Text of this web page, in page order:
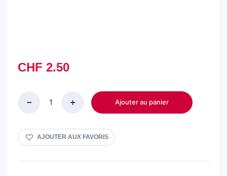
CHF 2.50
quantity
Ajouter au panier
AJOUTER AUX FAVORIS